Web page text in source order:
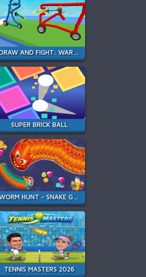
DRAW AND FIGHT: WAR MACHINES
SUPER BRICK BALL
WORM HUNT - SNAKE GAME IO ZONE
TENNIS MASTERS 2026